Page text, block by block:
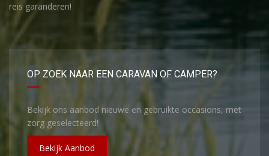
reis garanderen!
OP ZOEK NAAR EEN CARAVAN OF CAMPER?
Bekijk ons aanbod nieuwe en gebruikte occasions, met
zorg geselecteerd!
Bekijk Aanbod